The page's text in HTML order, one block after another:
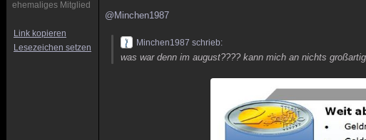
ehemaliges Mitglied
Link kopieren
Lesezeichen setzen
@Minchen1987
Minchen1987 schrieb:
was war denn im august???? kann mich an nichts